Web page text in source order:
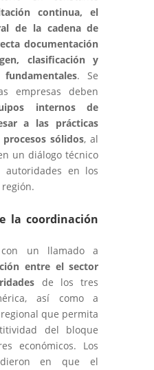
continua, el
de la cadena de
documentación
clasificación y
. Se
empresas deben
internos de
a las prácticas
sólidos, al
un diálogo técnico
autoridades en los
la coordinación
un llamado a
entre el sector
de los tres
así como a
que permita
del bloque
económicos. Los
en que el